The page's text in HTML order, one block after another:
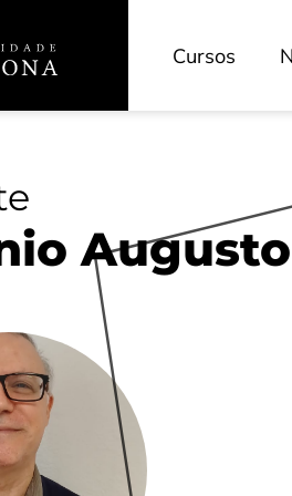
Cursos
Cinema e Artes dos Media